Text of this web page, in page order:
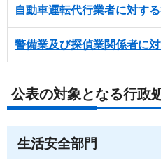
自動車運転代行業者に対す
警備業及び探偵業関係者に
公表の対象となる行政
生活安全部門